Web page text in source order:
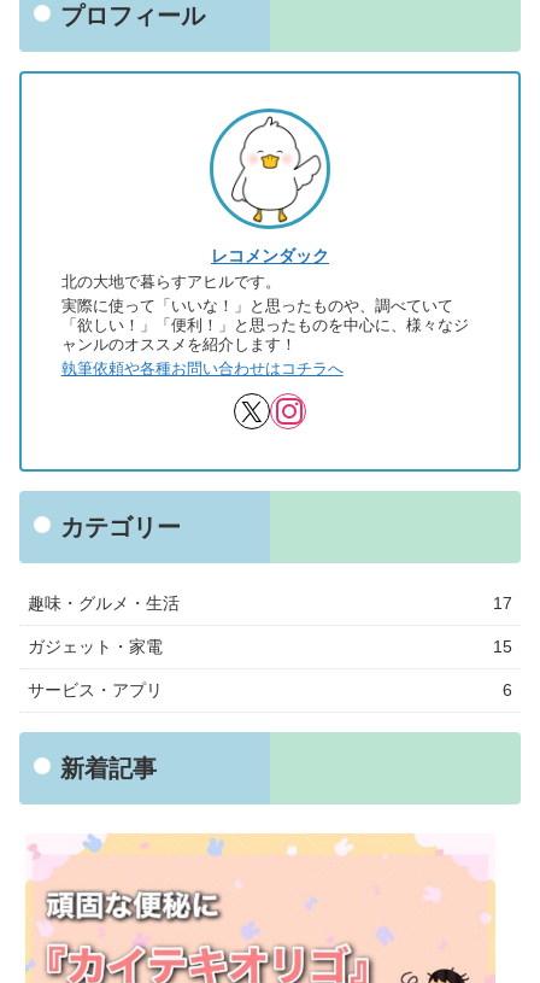
プロフィール
レコメンダック
北の大地で暮らすアヒルです。
実際に使って「いいな！」と思ったものや、調べていて
「欲しい！」「便利！」と思ったものを中心に、様々なジ
ャンルのオススメを紹介します！
執筆依頼や各種お問い合わせはコチラへ
カテゴリー
趣味・グルメ・生活 17
ガジェット・家電 15
サービス・アプリ 6
新着記事